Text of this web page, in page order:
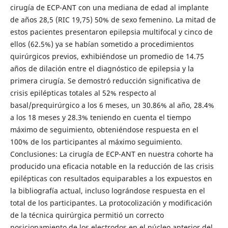
cirugía de ECP-ANT con una mediana de edad al implante
de años 28,5 (RIC 19,75) 50% de sexo femenino. La mitad de
estos pacientes presentaron epilepsia multifocal y cinco de
ellos (62.5%) ya se habían sometido a procedimientos
quirúrgicos previos, exhibiéndose un promedio de 14.75
años de dilación entre el diagnóstico de epilepsia y la
primera cirugía. Se demostró reducción significativa de
crisis epilépticas totales al 52% respecto al
basal/prequirúrgico a los 6 meses, un 30.86% al año, 28.4%
a los 18 meses y 28.3% teniendo en cuenta el tiempo
máximo de seguimiento, obteniéndose respuesta en el
100% de los participantes al máximo seguimiento.
Conclusiones: La cirugía de ECP-ANT en nuestra cohorte ha
producido una eficacia notable en la reducción de las crisis
epilépticas con resultados equiparables a los expuestos en
la bibliografía actual, incluso lográndose respuesta en el
total de los participantes. La protocolización y modificación
de la técnica quirúrgica permitió un correcto